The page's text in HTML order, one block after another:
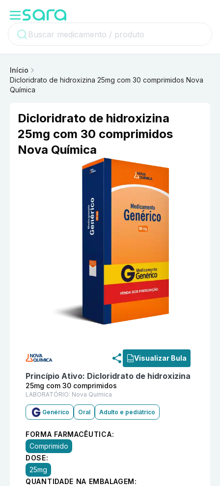
Início
Dicloridrato de hidroxizina 25mg com 30 comprimidos Nova
Química
Dicloridrato de hidroxizina
25mg com 30 comprimidos
Nova Química
Visualizar Bula
Princípio Ativo: Dicloridrato de hidroxizina
25mg com 30 comprimidos
LABORATÓRIO: Nova Química
Genérico Oral Adulto e pediátrico
FORMA FARMACÊUTICA:
Comprimido
DOSE:
25mg
QUANTIDADE NA EMBALAGEM: